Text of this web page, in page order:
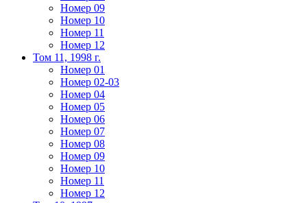
Номер 09
Номер 10
Номер 11
Номер 12
Том 11, 1998 г.
Номер 01
Номер 02-03
Номер 04
Номер 05
Номер 06
Номер 07
Номер 08
Номер 09
Номер 10
Номер 11
Номер 12